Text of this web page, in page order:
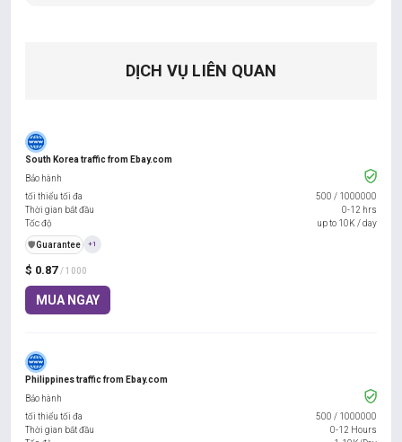
DỊCH VỤ LIÊN QUAN
South Korea traffic from Ebay.com
$ 0.87 / 1000
MUA NGAY
Bảo hành
tối thiểu tối đa
500 / 1000000
Thời gian bắt đầu
0-12 hrs
Tốc độ
up to 10K / day
️🛡️Guarantee +1
Philippines traffic from Ebay.com
Bảo hành
tối thiểu tối đa
500 / 1000000
Thời gian bắt đầu
0-12 Hours